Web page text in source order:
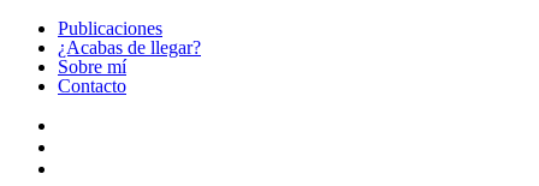
Publicaciones
¿Acabas de llegar?
Sobre mí
Contacto